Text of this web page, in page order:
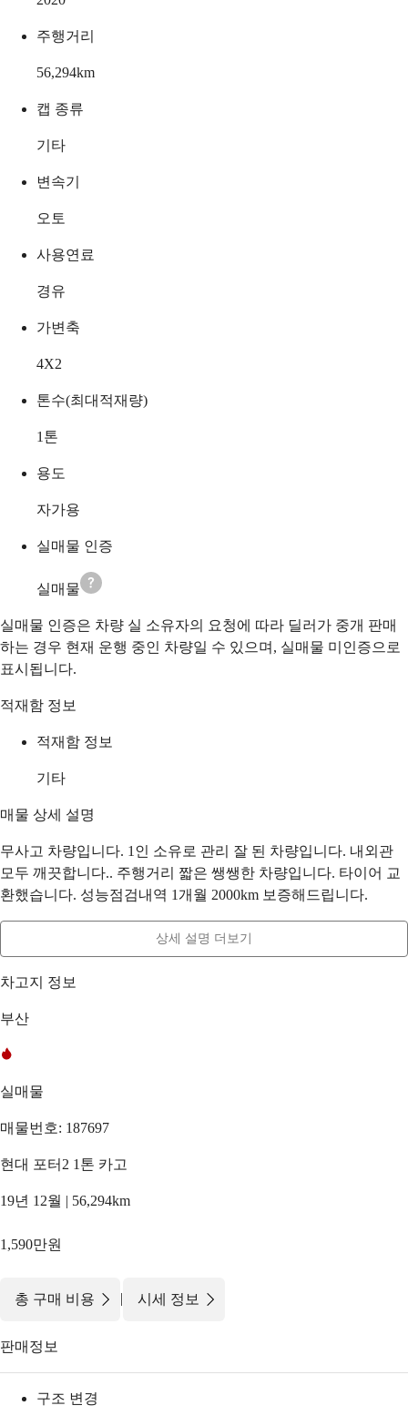
주행거리
56,294km
캡 종류
기타
변속기
오토
사용연료
경유
가변축
4X2
톤수(최대적재량)
1 톤
용도
자가용
실매물 인증
실매물
실매물 인증은 차량 실 소유자의 요청에 따라 딜러가 중개 판매
하는 경우 현재 운행 중인 차량일 수 있으며, 실매물 미인증으로
표시됩니다.
적재함 정보
적재함 정보
기타
매물 상세 설명
무사고 차량입니다. 1인 소유로 관리 잘 된 차량입니다. 내외관
모두 깨끗합니다.. 주행거리 짧은 쌩쌩한 차량입니다. 타이어 교
환했습니다. 성능점검내역 1개월 2000km 보증해드립니다.
상세 설명 더보기
차고지 정보
부산
실매물
매물번호: 187697
현대 포터2 1톤 카고
19년 12월 | 56,294km
1,590만원
총 구매 비용 | 시세 정보
판매정보
구조 변경